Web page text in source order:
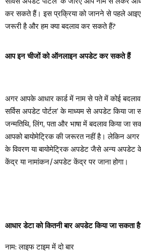
कर सकते हैं। इस प्रक्रिया को जानने से पहले आइए
जरूरी है और हम क्या बदलाव कर सकते हैं?
आप इन चीजों को ऑनलाइन अपडेट कर सकते हैं
अगर आपके आधार कार्ड में नाम से पते में कोई बदलाव
सर्विस अपडेट पोर्टल’ के माध्यम से अपडेट किया
जन्मतिथि, लिंग, पता और भाषा में बदलाव किया जा
आपको बायोमेट्रिक की जरूरत नहीं है। लेकिन अगर
के विवरण या बायोमेट्रिक अपडेट जैसे अन्य अपडेट के
केंद्र या नामांकन/अपडेट केंद्र पर जाना होगा।
आधार डेटा को कितनी बार अपडेट किया जा सकता
नाम: लाइफ टाइम में दो बार